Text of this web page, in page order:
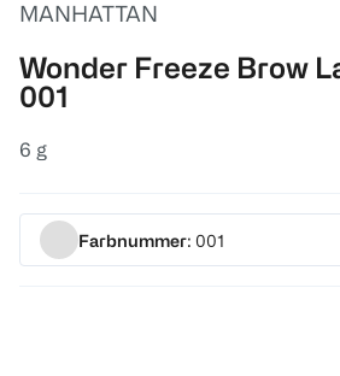
MANHATTAN
Wonder Freeze Brow
001
6 g
Farbnummer: 001